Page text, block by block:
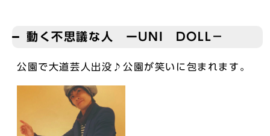
動く不思議な人 ーUNI DOLL－
公園で大道芸人出没♪公園が笑いに包まれます。